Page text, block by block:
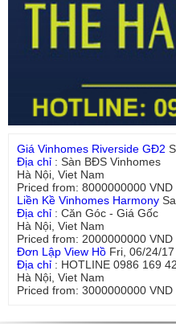
Giá Vinhomes Riverside GĐ2
Địa chỉ : Sàn BĐS Vinhomes
Hà Nội, Viet Nam
Priced from: 8000000000 VND
Liền Kề Vinhomes Harmony
Địa chỉ : Căn Góc - Giá Gốc
Hà Nội, Viet Nam
Priced from: 2000000000 VND
Đơn Lập View Hồ Fri, 06/24/
Địa chỉ : HOTLINE 0986 169
Hà Nội, Viet Nam
Priced from: 3000000000 VND